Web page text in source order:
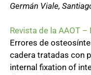
Germán Viale,
Revista de la AAOT
Errores de
cadera tratadas con
internal fixation of